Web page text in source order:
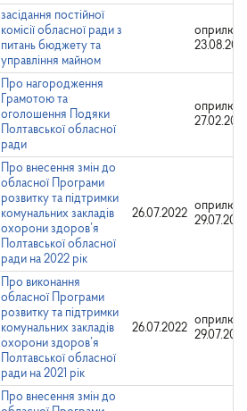
засідання постійної
комісії обласної ради з
питань бюджету та
управління майном
Про нагородження
Грамотою та
оголошення Подяки
Полтавської обласної
ради
Про внесення змін до
обласної Програми
розвитку та підтримки
комунальних закладів
охорони здоров’я
Полтавської обласної
ради на 2022 рік
26.07.2022
Про виконання
обласної Програми
розвитку та підтримки
комунальних закладів
охорони здоров’я
Полтавської обласної
ради на 2021 рік
26.07.2022
Про внесення змін до